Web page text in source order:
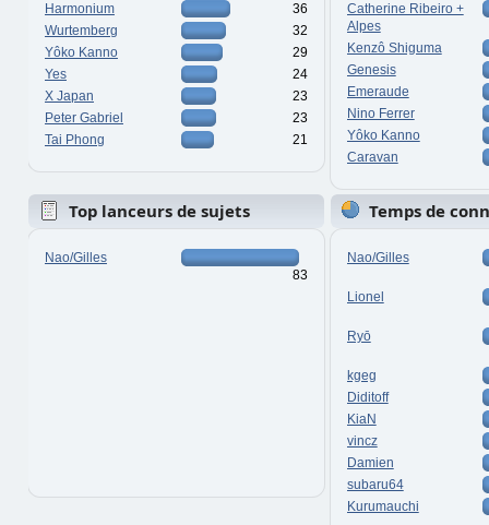
Harmonium
36
Wurtemberg
32
Yôko Kanno
29
Yes
24
X Japan
23
Peter Gabriel
23
Tai Phong
21
Catherine Ribeiro +
Alpes
Kenzô Shiguma
Genesis
Emeraude
Nino Ferrer
Yôko Kanno
Caravan
Top lanceurs de sujets
Nao/Gilles
83
Temps de
Nao/Gilles
Lionel
Ryō
kgeg
Diditoff
KiaN
vincz
Damien
subaru64
Kurumauchi